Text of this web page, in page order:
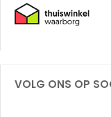
VOLG ONS OP